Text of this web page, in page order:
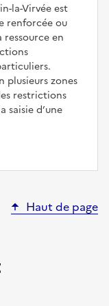
la-Virvée est
renforcée ou
ressource en
plusieurs zones
restrictions
saisie d’une
Haut de page